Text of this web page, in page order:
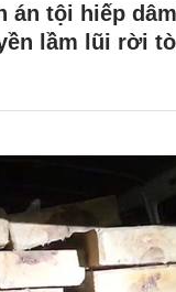
án tội hiếp
lầm lũi rời